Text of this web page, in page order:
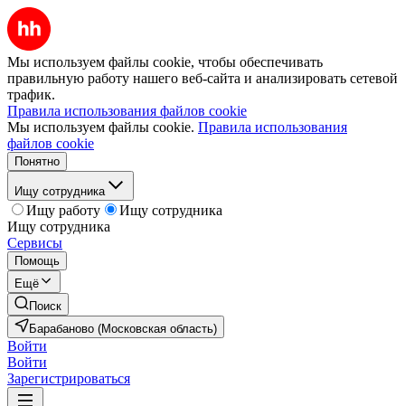
Мы используем файлы cookie, чтобы обеспечивать
правильную работу нашего веб-сайта и анализировать сетевой
трафик.
Правила использования файлов cookie
Мы используем файлы cookie. Правила использования
файлов cookie
Понятно
Ищу сотрудника
Ищу работу
Ищу сотрудника
Ищу сотрудника
Сервисы
Помощь
Ещё
Поиск
Барабаново (Московская область)
Войти
Войти
Зарегистрироваться